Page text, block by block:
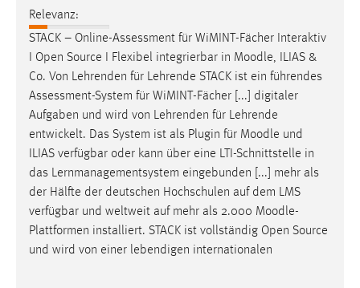
Relevanz:
STACK – Online-Assessment für WiMINT-Fächer Interaktiv
I Open Source I Flexibel integrierbar in Moodle, ILIAS &
Co. Von Lehrenden für Lehrende STACK ist ein führendes
Assessment-System für WiMINT-Fächer [...] digitaler
Aufgaben und wird von Lehrenden für Lehrende
entwickelt. Das System ist als Plugin für Moodle und
ILIAS verfügbar oder kann über eine LTI-Schnittstelle in
das Lernmanagementsystem eingebunden [...] mehr als
der Hälfte der deutschen Hochschulen auf dem LMS
verfügbar und weltweit auf mehr als 2.000 Moodle-
Plattformen installiert. STACK ist vollständig Open Source
und wird von einer lebendigen internationalen
Name:
staticfilecache
Zweck:
Für performante Seitenauslieferung wird in diesem Cookie
gespeichert, ob man eingeloggt ist.
Sprachpräferenz
Name:
site-language-preference
Zweck:
Das Cookie speichert die gewählte Sprache der Website.